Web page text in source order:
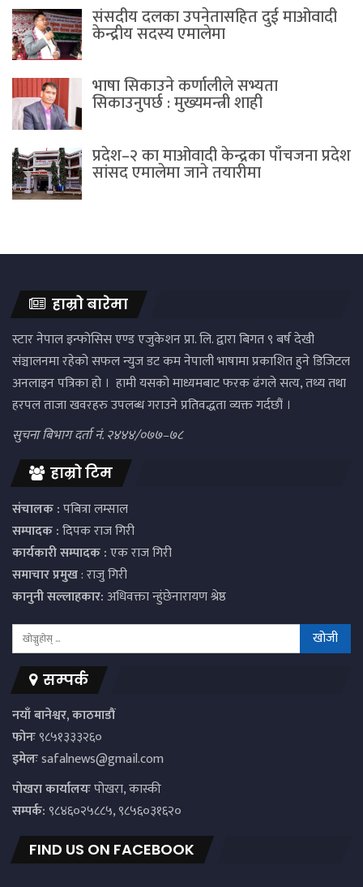
संसदीय दलका उपनेतासहित दुई माओवादी
केन्द्रीय सदस्य एमालेमा
भाषा सिकाउने कर्णालीले सभ्यता
सिकाउनुपर्छ : मुख्यमन्त्री शाही
प्रदेश–२ का माओवादी केन्द्रका पाँचजना प्रदेश
सांसद एमालेमा जाने तयारीमा
हाम्रो बारेमा
स्टार नेपाल इन्फोसिस एण्ड एजुकेशन प्रा. लि. द्वारा बिगत ९ बर्ष देखी
संञ्चालनमा रहेको सफल न्युज डट कम नेपाली भाषामा प्रकाशित हुने डिजिटल
अनलाइन पत्रिका हो । हामी यसको माध्यमबाट फरक ढंगले सत्य, तथ्य तथा
हरपल ताजा खवरहरु उपलब्ध गराउने प्रतिवद्धता व्यक्त गर्दछौं ।
सुचना बिभाग दर्ता नं. २४४४/०७७–७८
हाम्रो टिम
संचालक :पबित्रा लम्साल
सम्पादक :दिपक राज गिरी
कार्यकारी सम्पादक :एक राज गिरी
समाचार प्रमुख: राजु गिरी
कानुनी सल्लाहकार:अधिवक्ता न्हुंछेनारायण श्रेष्ठ
सम्पर्क
नयाँ बानेश्वर, काठमाडौं
फोनः९८५१३३३२६०
इमेलःsafalnews@gmail.com
पाेखरा कार्यालयःपोखरा, कास्की
सम्पर्क:९८४६०२५८८५, ९८५६०३१६२०
FIND US ON FACEBOOK